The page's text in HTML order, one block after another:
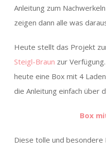
Anleitung zum
zeigen dann alle was
Heute stellt das Projekt
Steigl-Braun zur
heute eine Box mit 4
die Anleitung einfach über
Box
Diese tolle und